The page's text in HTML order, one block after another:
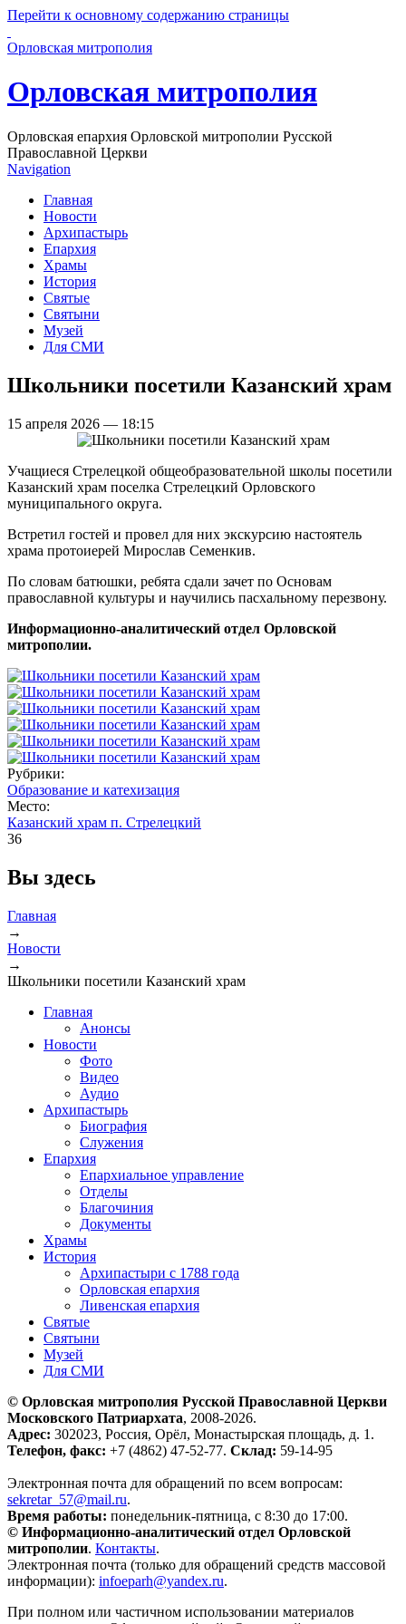
Перейти к основному содержанию страницы
Орловская митрополия
Орловская митрополия
Орловская епархия Орловской митрополии Русской
Православной Церкви
Navigation
Главная
Новости
Архипастырь
Епархия
Храмы
История
Святые
Святыни
Музей
Для СМИ
Школьники посетили Казанский храм
15 апреля 2026 — 18:15
Учащиеся Стрелецкой общеобразовательной школы посетили
Казанский храм поселка Стрелецкий Орловского
муниципального округа.
Встретил гостей и провел для них экскурсию настоятель
храма протоиерей Мирослав Семенкив.
По словам батюшки, ребята сдали зачет по Основам
православной культуры и научились пасхальному перезвону.
Информационно-аналитический отдел Орловской
митрополии.
Рубрики:
Образование и катехизация
Место:
Казанский храм п. Стрелецкий
36
Вы здесь
Главная
→
Новости
→
Школьники посетили Казанский храм
Главная
Анонсы
Новости
Фото
Видео
Аудио
Архипастырь
Биография
Служения
Епархия
Епархиальное управление
Отделы
Благочиния
Документы
Храмы
История
Архипастыри с 1788 года
Орловская епархия
Ливенская епархия
Святые
Святыни
Музей
Для СМИ
© Орловская митрополия Русской Православной Церкви
Московского Патриархата, 2008-2026.
Адрес: 302023, Россия, Орёл, Монастырская площадь, д. 1.
Телефон, факс: +7 (4862) 47-52-77. Склад: 59-14-95
Электронная почта для обращений по всем вопросам:
sekretar_57@mail.ru.
Время работы: понедельник-пятница, с 8:30 до 17:00.
© Информационно-аналитический отдел Орловской
митрополии. Контакты.
Электронная почта (только для обращений средств массовой
информации): infoeparh@yandex.ru.
При полном или частичном использовании материалов